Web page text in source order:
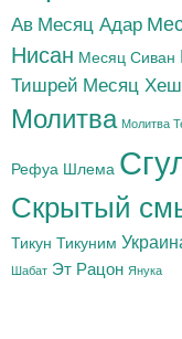
Ав Месяц Адар
Нисан Месяц Сиван
Тишрей Месяц
Молитва Молитва
Рефуа Шлема
Скрытый
Тикун Тикуним
Шабат Эт Рацон Янука